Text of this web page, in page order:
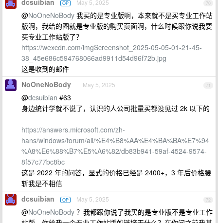
70
dcsuibian OP May 5, 2025
@NoOneNoBody 我买的是专业版啊，本来就不是买专业工作站
版啊，我给的图就是专业版的购买页面啊，什么时候跟你说我要
买专业工作站版了？
https://wexcdn.com/imgScreenshot_2025-05-05-01-21-45-
38_45e686c594768066ad9911d54d96f72b.jpg
这是收到的邮件
71
NoOneNoBody May 5, 2025
@dcsuibian #63
身边统计学就不说了，认识的人公司批量买都没见过 2k 以下的
https://answers.microsoft.com/zh-
hans/windows/forum/all/%E4%B8%AA%E4%BA%BA%E7%94
%A8%E6%88%B7%E5%A6%82/db83b941-59af-4524-9574-
8f57c77bc8bc
这是 2022 年的问答，显式的价格已经是 2400+，3 年后价格腰
斩我是不相信
72
dcsuibian OP May 5, 2025
@NoOneNoBody ？我都跟你说了我买的是专业版不是专业工作